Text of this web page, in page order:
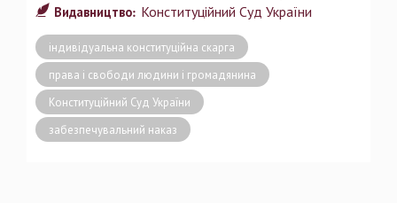
Видавництво: Конституційний Суд України
індивідуальна конституційна скарга
права і свободи людини і громадянина
Конституційний Суд України
забезпечувальний наказ